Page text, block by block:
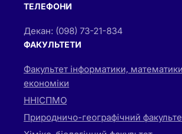
ТЕЛЕФОНИ
Декан: (098) 73-21-834
ФАКУЛЬТЕТИ
Факультет інформатики,
економіки
ННІСПМО
Природничо-географічний